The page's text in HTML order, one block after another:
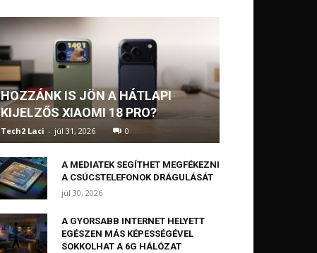
HOZZÁNK IS JÖN A HÁTLAPI
KIJELZŐS XIAOMI 18 PRO?
Tech2 Laci - júl 31, 2026 0
A MEDIATEK SEGÍTHET MEGFÉKEZNI
A CSÚCSTELEFONOK DRÁGULÁSÁT
júl 30, 2026
A GYORSABB INTERNET HELYETT
EGÉSZEN MÁS KÉPESSÉGÉVEL
SOKKOLHAT A 6G HÁLÓZAT